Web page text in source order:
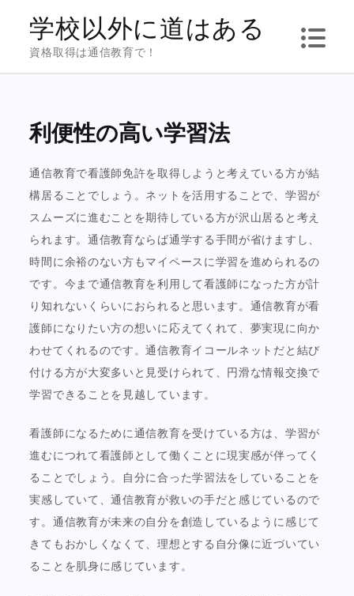
content
学校以外に道はある
資格取得は通信教育で！
利便性の高い学習法
通信教育で看護師免許を取得しようと考えている方が結
構居ることでしょう。ネットを活用することで、学習が
スムーズに進むことを期待している方が沢山居ると考え
られます。通信教育ならば通学する手間が省けますし、
時間に余裕のない方もマイペースに学習を進められるの
です。今まで通信教育を利用して看護師になった方が計
り知れないくらいにおられると思います。通信教育が看
護師になりたい方の想いに応えてくれて、夢実現に向か
わせてくれるのです。通信教育イコールネットだと結び
付ける方が大変多いと見受けられて、円滑な情報交換で
学習できることを見越しています。
看護師になるために通信教育を受けている方は、学習が
進むにつれて看護師として働くことに現実感が伴ってく
ることでしょう。自分に合った学習法をしていることを
実感していて、通信教育が救いの手だと感じているので
す。通信教育が未来の自分を創造しているように感じて
きてもおかしくなくて、理想とする自分像に近づいてい
ることを肌身に感じています。